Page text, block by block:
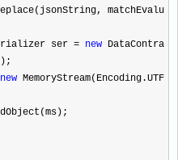
matchEvalu
ser
= new DataContra
new MemoryStream(Encoding.UTF